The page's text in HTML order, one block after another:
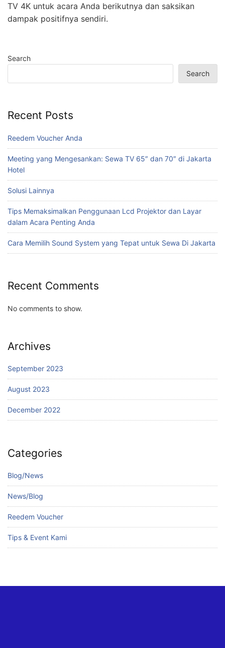
TV 4K untuk acara Anda berikutnya dan saksikan
dampak positifnya sendiri.
Search
Search
Recent Posts
Reedem Voucher Anda
Meeting yang Mengesankan: Sewa TV 65″ dan 70″ di Jakarta
Hotel
Solusi Lainnya
Tips Memaksimalkan Penggunaan Lcd Projektor dan Layar
dalam Acara Penting Anda
Cara Memilih Sound System yang Tepat untuk Sewa Di Jakarta
Recent Comments
No comments to show.
Archives
September 2023
August 2023
December 2022
Categories
Blog/News
News/Blog
Reedem Voucher
Tips & Event Kami